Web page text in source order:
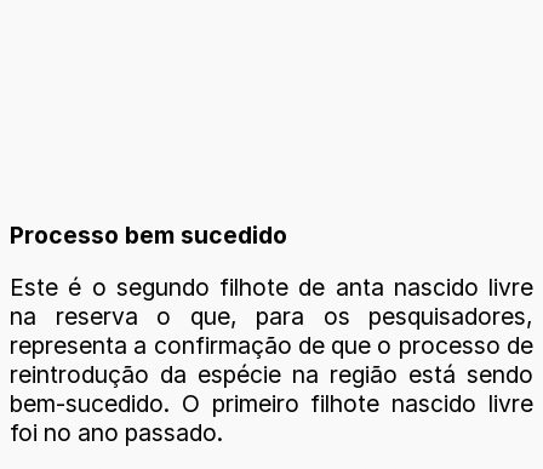
Processo bem sucedido
Este é o segundo filhote de anta nascido livre
na reserva o que, para os pesquisadores,
representa a confirmação de que o processo de
reintrodução da espécie na região está sendo
bem-sucedido. O primeiro filhote nascido livre
foi no ano passado.